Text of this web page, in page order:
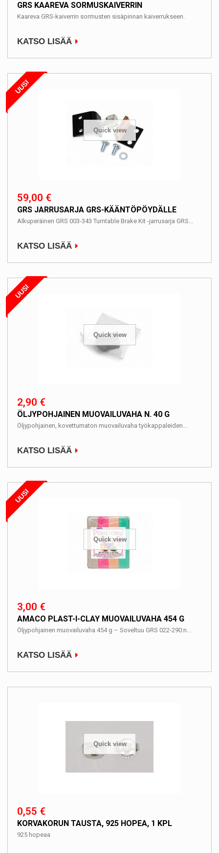
GRS KAAREVA SORMUSKAIVERRIN
Kaareva GRS-kaiverrin sormusten sisäpinnan kaiverrukseen.
KATSO LISÄÄ
Quick view
UUSI
59,00 €
GRS JARRUSARJA GRS-KÄÄNTÖPÖYDÄLLE
Alkuperäinen GRS 003-343 Turntable Brake Kit -jarrusarja GRS...
KATSO LISÄÄ
Quick view
UUSI
2,90 €
ÖLJYPOHJAINEN MUOVAILUVAHA N. 40 G
Öljypohjainen, kovettumaton muovailuvaha työkappaleiden...
KATSO LISÄÄ
Quick view
UUSI
3,00 €
AMACO PLAST-I-CLAY MUOVAILUVAHA 454 G
Öljypohjainen muovailuvaha 454 g – Soveltuu GRS 022-290:n...
KATSO LISÄÄ
Quick view
0,55 €
KORVAKORUN TAUSTA, 925 HOPEA, 1 KPL
925 hopeaa